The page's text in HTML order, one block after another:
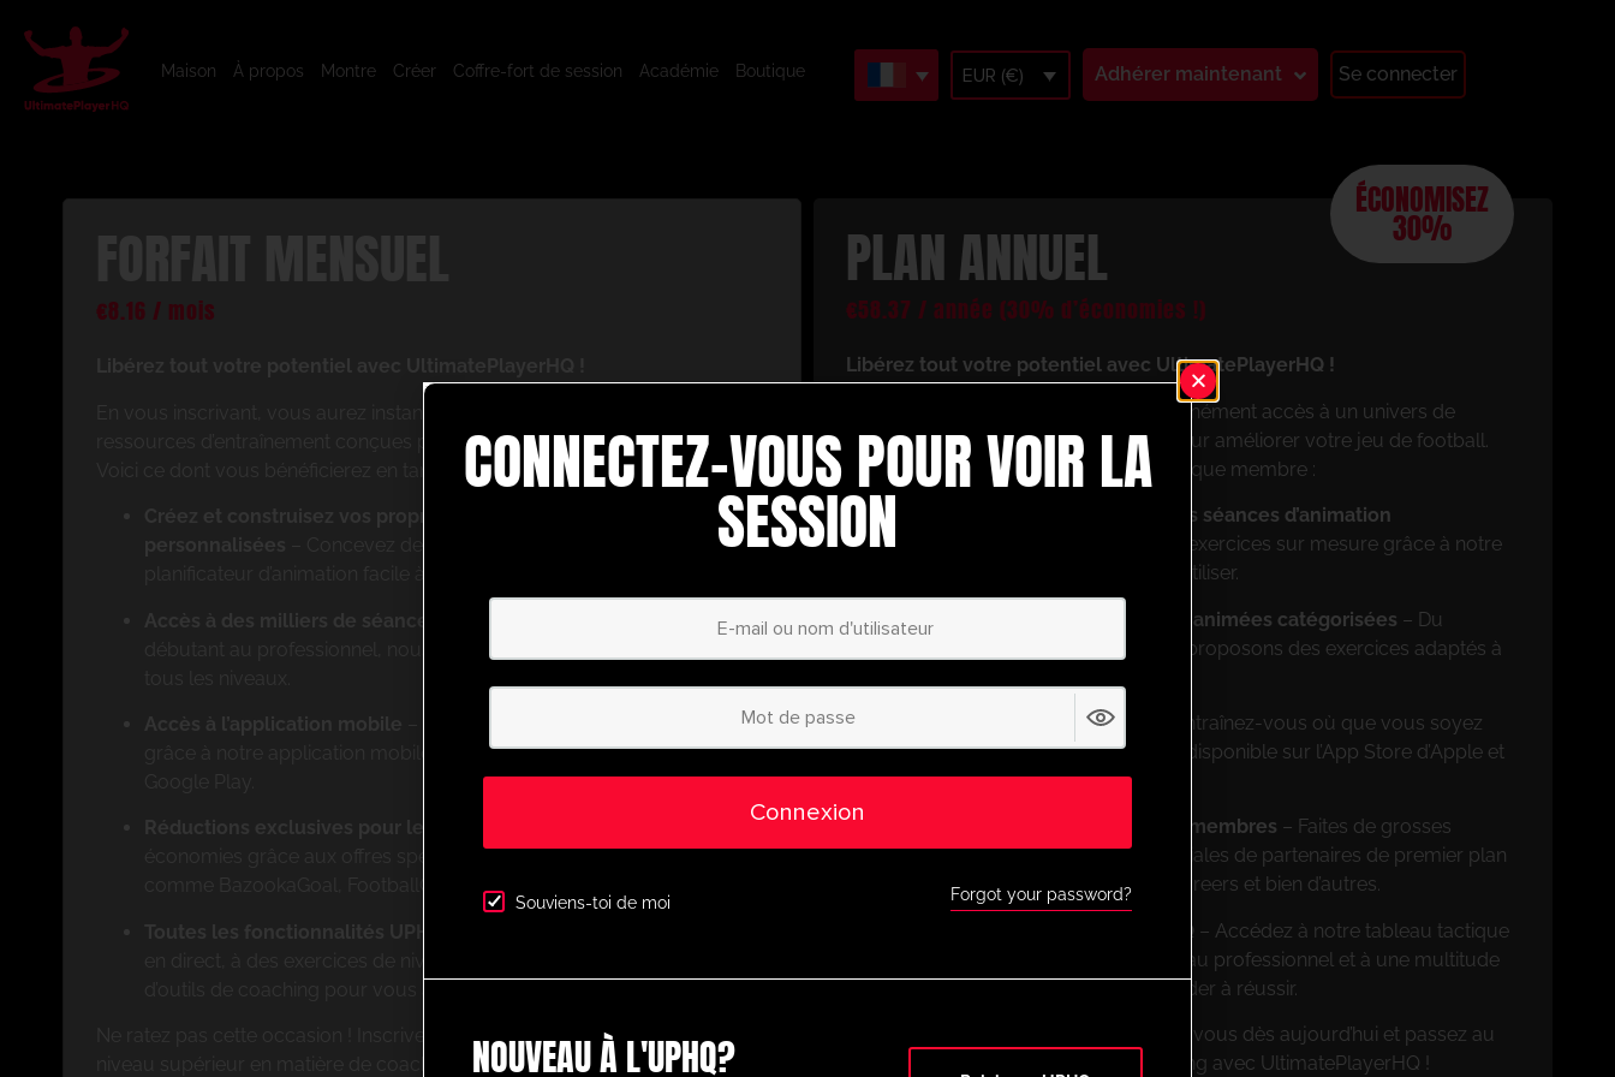
Maison À propos Montre Créer Coffre-fort de session Académie Boutique EUR (€) Adhérer maintenant Se connecter
€8.16 / mois
ressources d’entraînement conçues pour améliorer votre jeu de football.
Voici ce dont vous bénéficierez en tant que membre :
– Concevez des exercices sur mesure grâce à notre
grâce à notre application mobile disponible sur l’App Store d’Apple et
comme BazookaGoal, FootballCareers et bien d’autres.
Ne ratez pas cette occasion ! Inscrivez-vous dès aujourd’hui et passez au
niveau supérieur en matière de coaching avec UltimatePlayerHQ !
ÉCONOMISEZ
30%
PLAN ANNUEL
€58.37 / année (30% d’économies !)
Libérez tout votre potentiel avec UltimatePlayerHQ !
En vous inscrivant, vous aurez instantanément accès à un univers de
ressources d’entraînement conçues pour améliorer votre jeu de football.
Voici ce dont vous bénéficierez en tant que membre :
Créez et construisez vos propres séances d’animation
personnalisées
– Concevez des exercices sur mesure grâce à notre
planificateur d’animation facile à utiliser.
Accès à des milliers de séances animées catégorisées – Du
débutant au professionnel, nous proposons des exercices adaptés à
Accès à l’application mobile
– Entraînez-vous où que vous soyez
grâce à notre application mobile disponible sur l’App Store d’Apple et
Google Play.
Réductions exclusives pour les membres – Faites de grosses
économies grâce aux offres spéciales de partenaires de premier plan
comme BazookaGoal, FootballCareers et bien d’autres.
Toutes les fonctionnalités UPHQ – Accédez à notre tableau tactique
en direct, à des exercices de niveau professionnel et à une multitude
d’outils de coaching pour vous aider à réussir.
Ne ratez pas cette occasion ! Inscrivez-vous dès aujourd’hui et passez au
niveau supérieur en matière de coaching avec UltimatePlayerHQ !
CONNECTEZ-VOUS POUR VOIR LA
SESSION
Connexion
Souviens-toi de moi Forgot your password?
NOUVEAU À L'UPHQ?